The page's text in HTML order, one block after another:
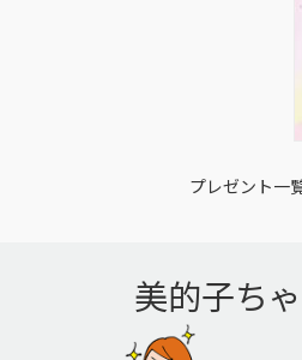
プレゼント一
美的子ち